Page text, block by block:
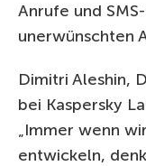
Anrufe und
unerwünschten
Dimitri Aleshin,
bei Kaspersky
„Immer wenn
entwickeln,